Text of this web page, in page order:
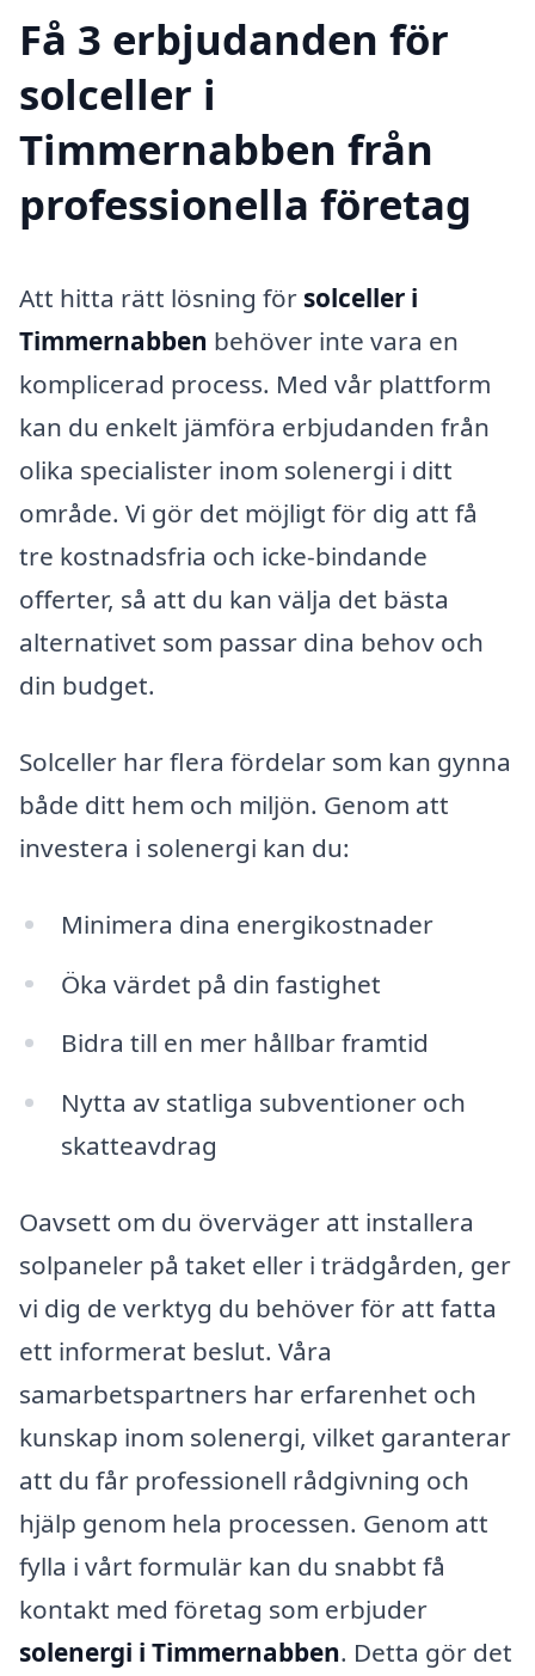
Få 3 erbjudanden för
solceller i
Timmernabben från
professionella företag
Att hitta rätt lösning för solceller i
Timmernabben behöver inte vara en
komplicerad process. Med vår plattform
kan du enkelt jämföra erbjudanden från
olika specialister inom solenergi i ditt
område. Vi gör det möjligt för dig att få
tre kostnadsfria och icke-bindande
offerter, så att du kan välja det bästa
alternativet som passar dina behov och
din budget.
Solceller har flera fördelar som kan gynna
både ditt hem och miljön. Genom att
investera i solenergi kan du:
Minimera dina energikostnader
Öka värdet på din fastighet
Bidra till en mer hållbar framtid
Nytta av statliga subventioner och
skatteavdrag
Oavsett om du överväger att installera
solpaneler på taket eller i trädgården, ger
vi dig de verktyg du behöver för att fatta
ett informerat beslut. Våra
samarbetspartners har erfarenhet och
kunskap inom solenergi, vilket garanterar
att du får professionell rådgivning och
hjälp genom hela processen. Genom att
fylla i vårt formulär kan du snabbt få
kontakt med företag som erbjuder
solenergi i Timmernabben. Detta gör det